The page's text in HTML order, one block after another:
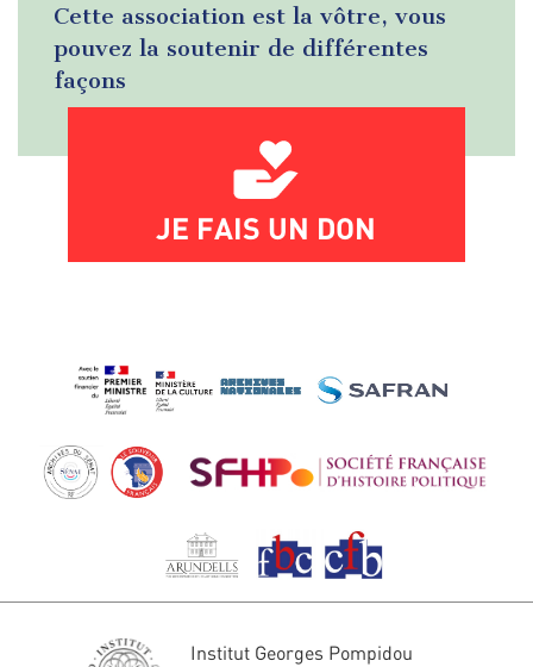
Cette association est la vôtre, vous
pouvez la soutenir de différentes
façons
JE FAIS UN DON
Institut Georges Pompidou